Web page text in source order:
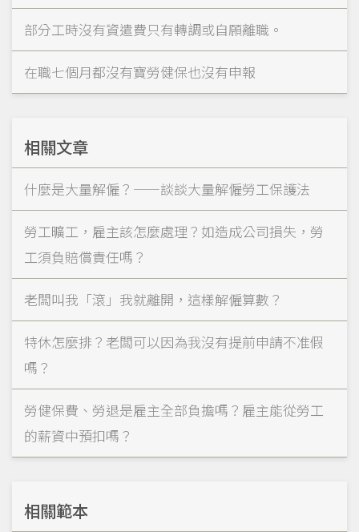
部分工時沒有資遣費只有轉調或自願離職。
在職七個月都沒有寶勞健保也沒有申報
相關文章
什麼是大量解僱？——談談大量解僱勞工保護法
勞工曠工，雇主該怎麼處理？如造成公司損失，勞
工須負賠償責任嗎？
老闆叫我「滾」我就離開，這樣解僱算數？
特休怎麼排？老闆可以因為我沒有提前申請不准假
嗎？
勞健保費、勞退是雇主全部負擔嗎？雇主能從勞工
的薪資中預扣嗎？
相關範本